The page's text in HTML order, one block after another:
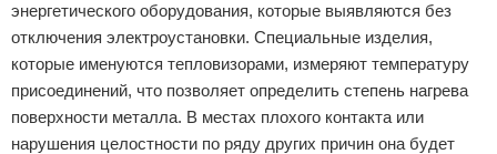
Менеджмент
энергетического оборудования, которые выявляются без
отключения электроустановки. Специальные изделия,
которые именуются тепловизорами, измеряют температуру
присоединений, что позволяет определить степень нагрева
поверхности металла. В местах плохого контакта или
нарушения целостности по ряду других причин она будет